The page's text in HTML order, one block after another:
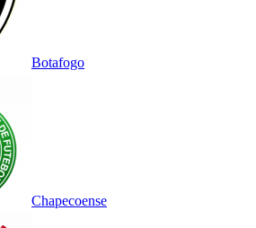
Botafogo
Chapecoense